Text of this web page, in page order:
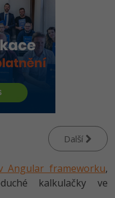
- OOP
SEO
Další
Angular frameworku,
kalkulačky ve